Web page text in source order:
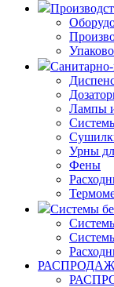
Санитарно-
Лампы
Урны
Фены
Системы